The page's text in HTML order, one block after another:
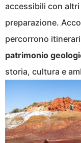
accessibili con
preparazione.
percorrono
patrimonio
storia, cultura e